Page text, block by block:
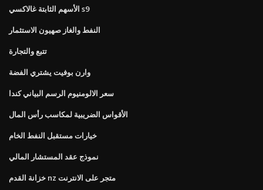
الأسهم الثابتة غالاكسي s9
النفط والغاز صهيون الاستثمار
تتبع والتجارة
وارن بوفيت يشتري الفضة
سعر الالومنيوم الرسم البياني كندا
الأقواس الضريبية لمكاسب رأس المال
خيارات مستقبل النفط الخام
نموذج عقد المستشار المالي
خزانة القدم nz متجر على الانترنت